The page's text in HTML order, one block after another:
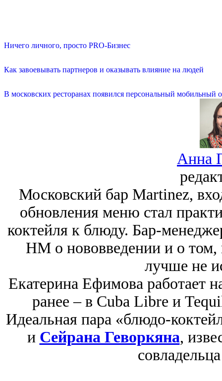
Ничего личного, просто PRO-Бизнес
Как завоевывать партнеров и оказывать влияние на людей
В московских ресторанах появился персональный мобильный
Анна
Московский бар Martinez,
обновления меню стал
коктейля к блюду. Бар-
HM о нововведении и о том,
лучше не
Екатерина Ефимова работает
ранее ‒ в Cuba Libre и
Идеальная пара «блюдо-
и Сейрана Геворкяна,